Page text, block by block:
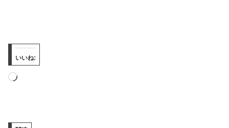
いいね:
読
み